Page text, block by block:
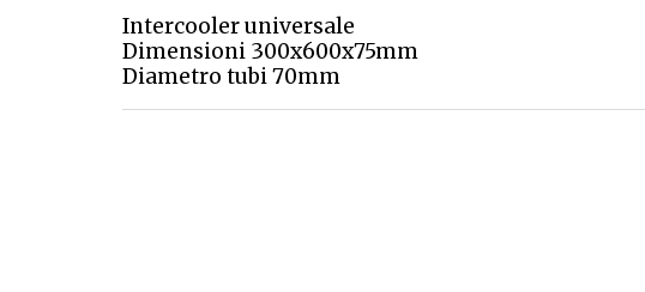
Intercooler universale
Dimensioni 300x600x75mm
Diametro tubi 70mm